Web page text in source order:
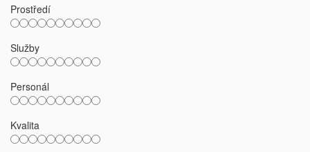
Prostředí
Služby
Personál
Kvalita